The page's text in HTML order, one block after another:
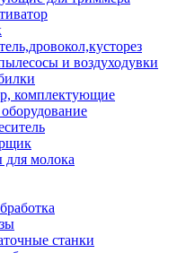
и воздуходувки
комплектующие
молока
станки